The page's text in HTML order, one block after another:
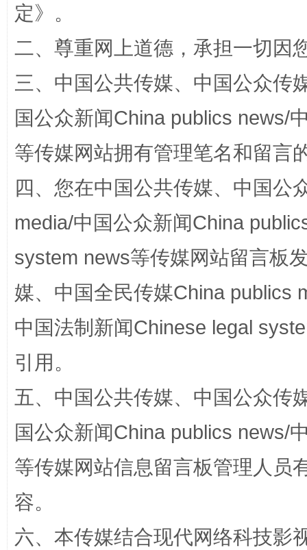
站台名比不上好声名
漫山遍野的桃花与雪山、麦地、白藏房
定》。
二、尊重网上道德，承担一切因
三、中国公共传媒、中国公众传
国公众新闻China publics news/
等传媒网站拥有管理笔名和留言
四、您在中国公共传媒、中国公
media/中国公众新闻China
system news等传媒网站留言板
媒、中国全民传媒China publics
中国法制新闻Chinese legal
引用。
五、中国公共传媒、中国公众传
国公众新闻China publics news/
等传媒网站信息留言板管理人员
容。
六、本传媒结合现代网络科技影